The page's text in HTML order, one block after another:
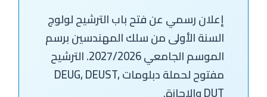
إعلان رسمي عن فتح باب الترشيح لولوج
السنة الأولى من سلك المهندسين برسم
الموسم الجامعي 2027/2026. الترشيح
مفتوح لحملة دبلومات DEUG, DEUST,